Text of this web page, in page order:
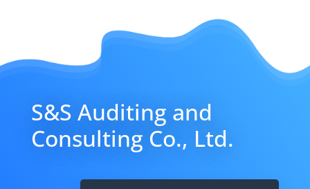
S&S Auditing and
Consulting Co., Ltd.